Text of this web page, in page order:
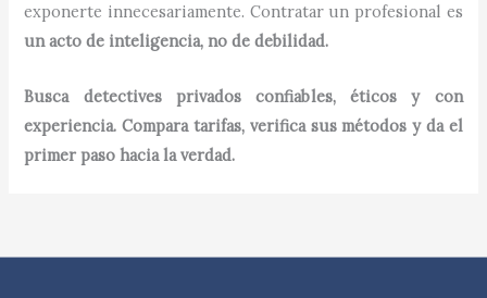
exponerte innecesariamente. Contratar un profesional es
un acto de inteligencia, no de debilidad.
Busca detectives privados confiables, éticos y con
experiencia. Compara tarifas, verifica sus métodos y da el
primer paso hacia la verdad.